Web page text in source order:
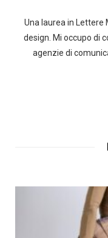
Una laurea in Lettere
design. Mi occupo di
agenzie di